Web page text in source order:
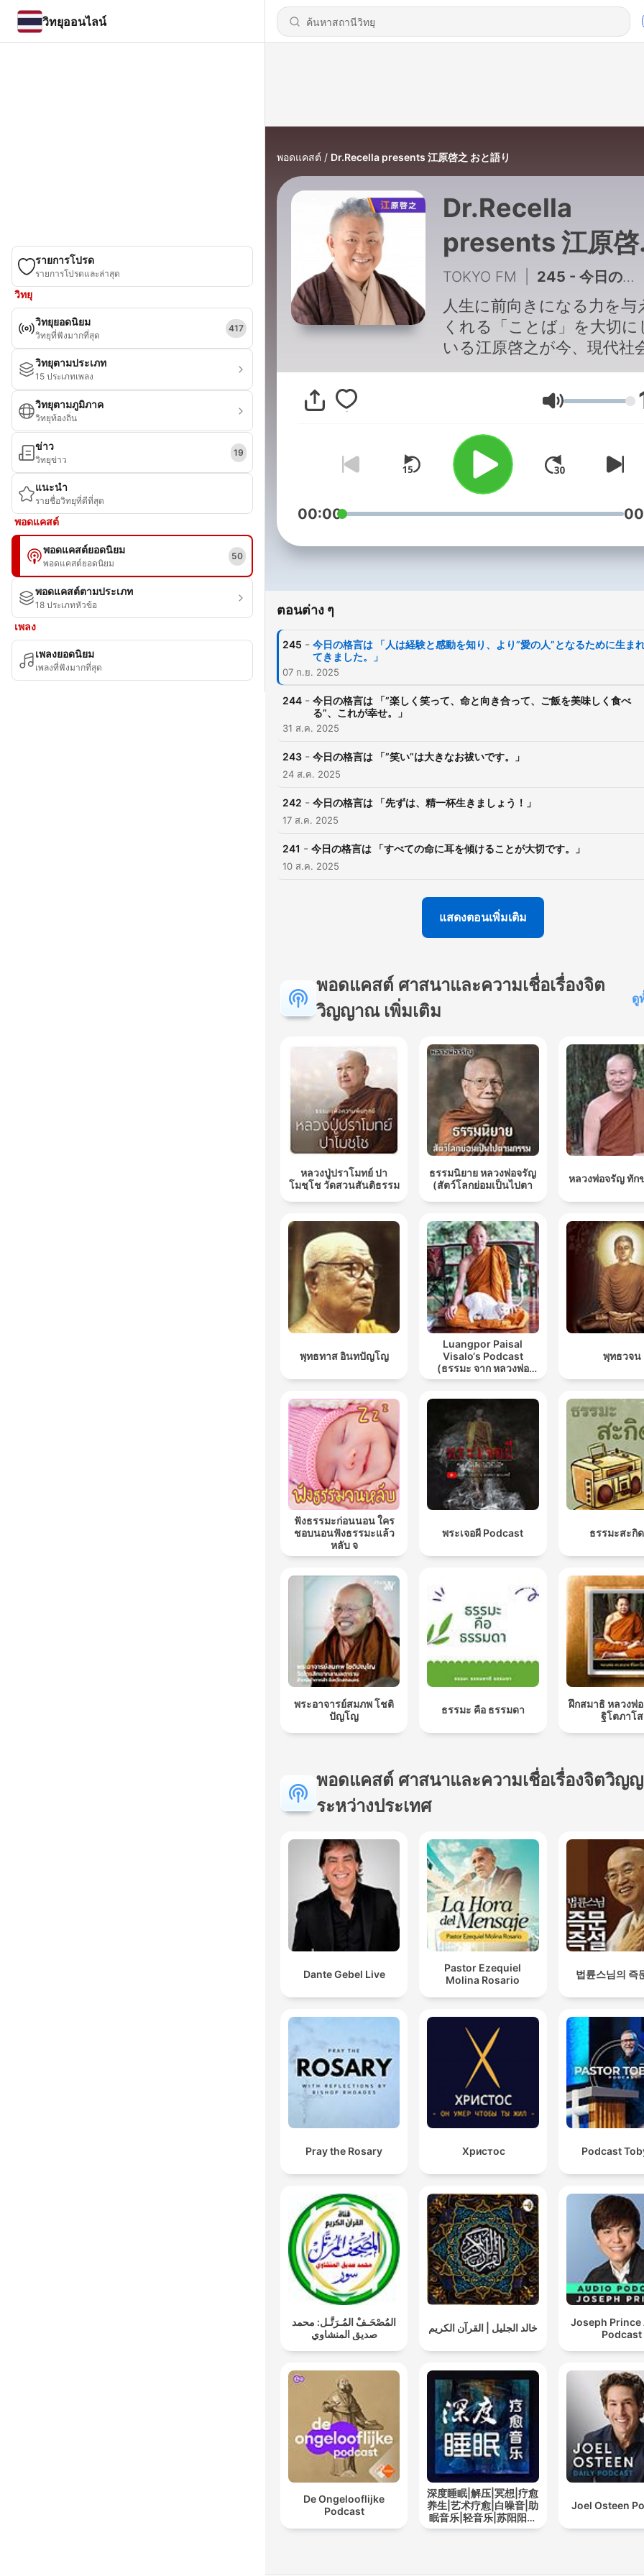
วิทยุออนไลน์
รายการโปรด
รายการโปรดและล่าสุด
วิทยุ
วิทยุยอดนิยม
วิทยุที่ฟังมากที่สุด
417
วิทยุตามประเภท
15 ประเภทเพลง
วิทยุตามภูมิภาค
วิทยุท้องถิ่น
ข่าว
วิทยุข่าว
19
แนะนำ
รายชื่อวิทยุที่ดีที่สุด
พอดแคสต์
พอดแคสต์ยอดนิยม
พอดแคสต์ยอดนิยม
50
พอดแคสต์ตามประเภท
18 ประเภทหัวข้อ
เพลง
เพลงยอดนิยม
เพลงที่ฟังมากที่สุด
พอดแคสต์ Dr.Recella presents 江原啓之 おと語り
Dr.Recella
presents 江原啓
おと語り
TOKYO FM 245 - 今日の格言は 「人は経験と感動を知り、より”愛の人”となるために生まれてきました。」
人生に前向きになる力を与
くれる「ことば」を大切に
いる江原啓之が今、現代社
様々な物事に直面している
達に、温かいメッセージを
ระดับเสียง
00:00
ตอนต่าง ๆ
245 - 今日の格言は 「人は経験と感動を知り、より”愛の人”となるために生ま
てきました。」
07 ก.ย. 2025
244 - 今日の格言は 「”楽しく笑って、命と向き合って、ご飯を美味しく食べ
る”、これが幸せ。」
31 ส.ค. 2025
243 - 今日の格言は 「”笑い”は大きなお祓いです。」
24 ส.ค. 2025
242 - 今日の格言は 「先ずは、精一杯生きましょう！」
17 ส.ค. 2025
241 - 今日の格言は 「すべての命に耳を傾けることが大切です。」
10 ส.ค. 2025
แสดงตอนเพิ่มเติม
พอดแคสต์ ศาสนาและความเชื่อเรื่องจิต
วิญญาณ เพิ่มเติม
ดู
หลวงปู่ปราโมทย์ ปา
โมชฺโช วัดสวนสันติธรรม
ธรรมนิยาย หลวงพ่อจรัญ
(สัตว์โลกย่อมเป็นไปตา
หลวงพ่อจรัญ ทั
พุทธทาส อินทปัญโญ
Luangpor Paisal
Visalo‘s Podcast
(ธรรมะ จาก หลวงพ่อ
ไพศาล วิสาโล)
พุทธวจน
ฟังธรรมะก่อนนอน ใคร
ชอบนอนฟังธรรมะแล้ว
หลับ จ
พระเจอผี Podcast ธรรมะสะกิ
พระอาจารย์สมภพ โชติ
ปัญโญ
ธรรมะ คือ ธรรมดา
ฝึกสมาธิ หลวงพ่
ฐิโตภาโส
พอดแคสต์ ศาสนาและความเชื่อเรื่องจิตวิญ
ระหว่างประเทศ
Dante Gebel Live
Pastor Ezequiel
Molina Rosario
법륜스님의 즉
Pray the Rosary Христос Podcast
المُصْحَـفْ المُـرَتَّـل: محمد
صديق المنشاوي
خالد الجليل | القرآن الكريم
Joseph Prince
Podcast
De Ongelooflijke
Podcast
深度睡眠|解压|冥想|疗愈
养生|艺术疗愈|白噪音|助
眠音乐|轻音乐|苏阳阳频
道
Joel Osteen